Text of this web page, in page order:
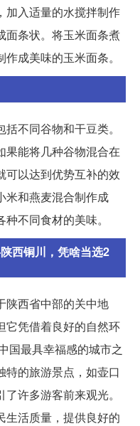
加入适量的水搅拌制作
面条状。将玉米面条煮
成美味的玉米面条。
不同谷物和干豆类。
果能将几种谷物混合在
可以达到优势互补的效
米和燕麦混合制作成
不同食材的美味。
西铜川，凭啥当选2
陕西省中部的关中地
它凭借着良好的自然环
国最具幸福感的城市之
特的旅游景点，如壶口
许多游客前来观光。
生活质量，提供良好的